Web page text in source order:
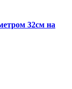
32см на